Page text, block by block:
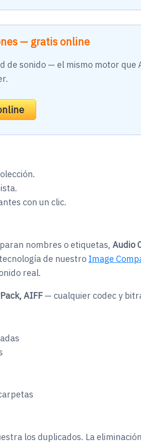
— gratis online
de sonido — el mismo motor que
con un clic.
nombres o etiquetas, Audio
de nuestro Image
real.
AIFF— cualquier codec y
los duplicados. La